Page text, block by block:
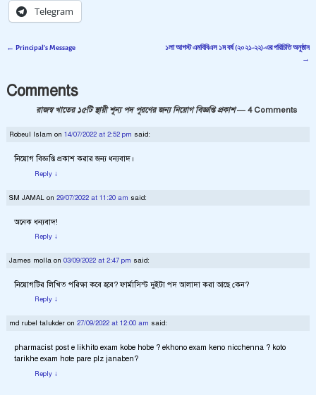
Telegram
← Principal’s Message
১লা আগস্ট এমবিবিএস ১ম বর্ষ (২০২১-২২)-এর পরিচিতি অনুষ্ঠান
→
Comments
রাজস্ব খাতের ১৫টি স্থায়ী শূন্য পদ পূরণের জন্য নিয়োগ বিজ্ঞপ্তি প্রকাশ— 4 Comments
Robeul Islam on 14/07/2022 at 2:52 pm said:
নিয়োগ বিজ্ঞপ্তি প্রকাশ করার জন্য ধন্যবাদ।
Reply ↓
SM JAMALon 29/07/2022 at 11:20 am said:
অনেক ধন্যবাদ!
Reply ↓
James mollaon 03/09/2022 at 2:47 pm said:
নিয়োগটির লিখিত পরিক্ষা কবে হবে? ফার্মাসিস্ট দুইটা পদ আলাদা করা আছে কেন?
Reply ↓
md rubel talukderon 27/09/2022 at 12:00 am said:
pharmacist post e likhito exam kobe hobe ? ekhono exam keno nicchenna ? koto
tarikhe exam hote pare plz janaben?
Reply ↓